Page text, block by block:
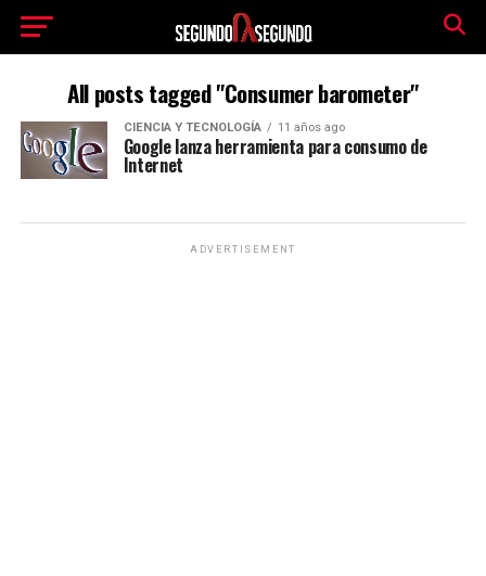
All posts tagged "Consumer barometer"
CIENCIA Y TECNOLOGÍA 11 años ago
Google lanza herramienta para consumo de
Internet
ADVERTISEMENT